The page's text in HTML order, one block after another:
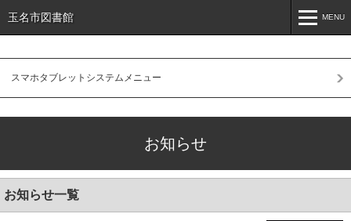
玉名市図書館 MENU
お知らせ
利用案内
リンク集
スマホタブレットシステムメニュー
お知らせ
お知らせ一覧